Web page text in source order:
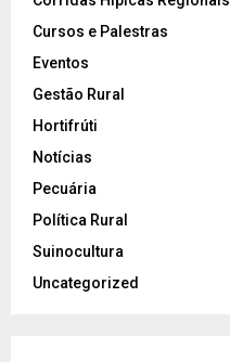
Cursos e Palestras
Eventos
Gestão Rural
Hortifrúti
Notícias
Pecuária
Política Rural
Suinocultura
Uncategorized